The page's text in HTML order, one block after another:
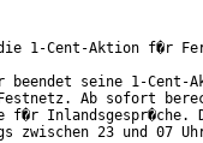
1-Cent-Aktion f�r
beendet seine 1-Cent-
Ab sofort
f�r
zwischen 23 und 07